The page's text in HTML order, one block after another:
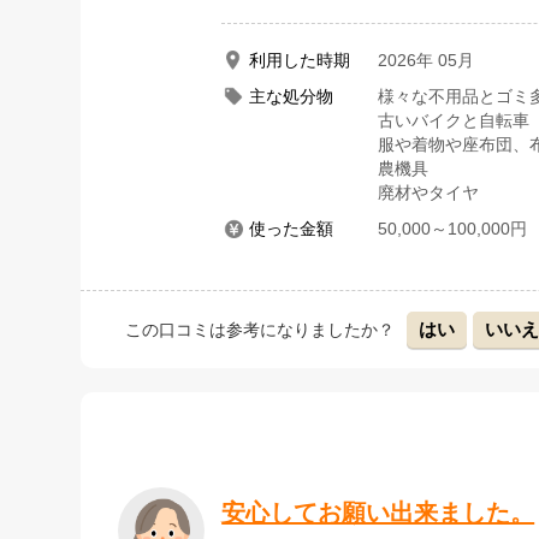
利用した時期
2026年 05月
主な処分物
様々な不用品とゴミ
古いバイクと自転車
服や着物や座布団、
農機具
廃材やタイヤ
使った金額
50,000～100,000円
この口コミは参考になりましたか？ はい いいえ
安心してお願い出来ました。